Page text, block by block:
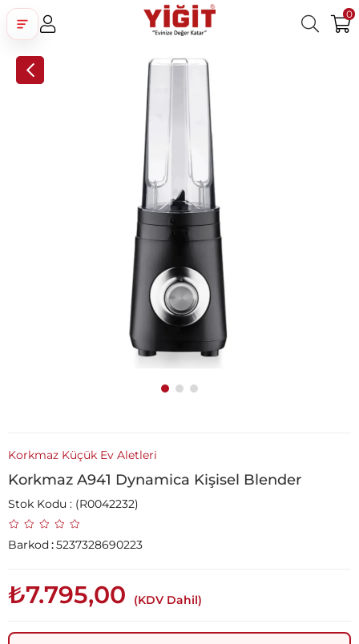
0
Üye Ol Facebook İle Bağlan
Google İle Bağlan
Korkmaz Küçük Ev Aletleri
Korkmaz A941 Dynamica Kişisel Blender
Stok Kodu (R0042232)
Barkod:5237328690223
₺7.795,00 (KDV Dahil)